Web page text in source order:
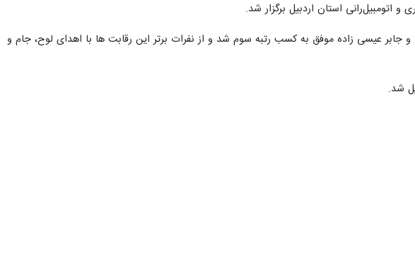
اتومبیل‌رانی استان اردبیل برگزار شد.
عیسی زاده موفق به کسب رتبه سوم شد و از نفرات برتر این رقابت ها با اهدای لوح، جام و
شد.